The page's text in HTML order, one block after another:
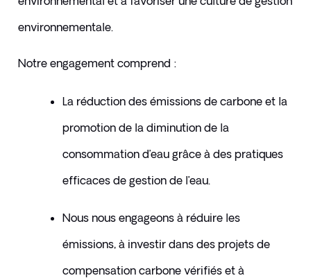
environnementale.
Notre engagement comprend :
La réduction des émissions de carbone et la
promotion de la diminution de la
consommation d’eau grâce à des pratiques
efficaces de gestion de l’eau.
Nous nous engageons à réduire les
émissions, à investir dans des projets de
compensation carbone vérifiés et à